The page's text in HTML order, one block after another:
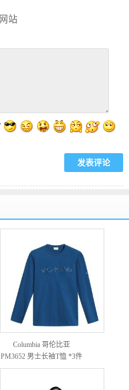
网站
Columbia 哥伦比亚
PM3652 男士长袖T恤 *3件